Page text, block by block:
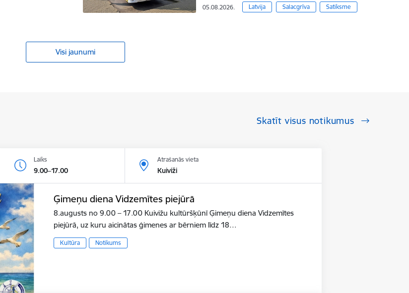
05.08.2026. Latvija Salacgrīva Satiksme
Visi jaunumi
Skatīt visus notikumus
Laiks
9.00–17.00
Atrašanās vieta
Kuiviži
Ģimeņu diena Vidzemītes piejūrā
8.augusts no 9.00 – 17.00 Kuivižu kultūršķūnī Ģimeņu diena Vidzemītes
piejūrā, uz kuru aicinātas ģimenes ar bērniem līdz 18…
Kultūra Notikums